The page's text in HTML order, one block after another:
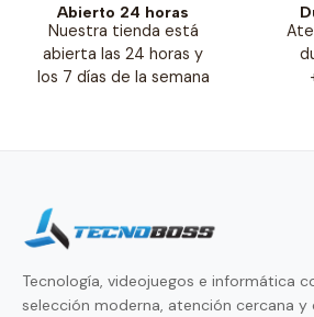
Abierto 24 horas
Nuestra tienda está
abierta las 24 horas y
los 7 días de la semana
Tecnología, videojuegos e informática
selección moderna, atención cercana y